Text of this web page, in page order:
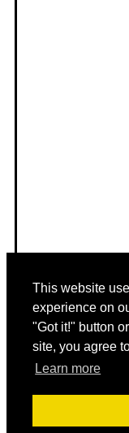
This website
experience on
"Got it!" button
site, you agree
Learn more
Haftungsausschluss: Die
für nur Ihre